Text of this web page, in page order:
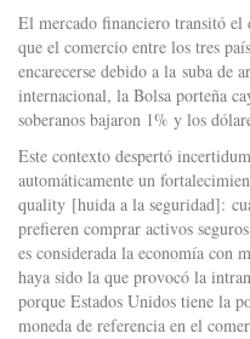
El mercado financiero transitó el
que el comercio entre los tres
encarecerse debido a la suba de
internacional, la Bolsa porteña
soberanos bajaron 1% y los
Este contexto despertó
automáticamente un
quality [huida a la seguridad]:
prefieren comprar activos
es considerada la economía con
haya sido la que provocó la
porque Estados Unidos tiene la
moneda de referencia en el